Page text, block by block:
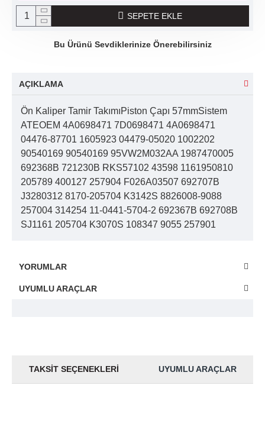
SEPETE EKLE
Bu Ürünü Sevdiklerinize Önerebilirsiniz
AÇIKLAMA
Ön Kaliper Tamir TakımıPiston Çapı 57mmSistem
ATEOEM 4A0698471 7D0698471 4A0698471
04476-87701 1605923 04479-05020 1002202
90540169 90540169 95VW2M032AA 1987470005
692368B 721230B RKS57102 43598 1161950810
205789 400127 257904 F026A03507 692707B
J3280312 8170-205704 K3142S 8826008-9088
257004 314254 11-0441-5704-2 692367B 692708B
SJ1161 205704 K3070S 108347 9055 257901
YORUMLAR
UYUMLU ARAÇLAR
TAKSIT SEÇENEKLERI UYUMLU ARAÇLAR